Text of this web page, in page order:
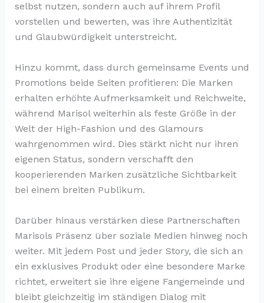
selbst nutzen, sondern auch auf ihrem Profil
vorstellen und bewerten, was ihre Authentizität
und Glaubwürdigkeit unterstreicht.
Hinzu kommt, dass durch gemeinsame Events und
Promotions beide Seiten profitieren: Die Marken
erhalten erhöhte Aufmerksamkeit und Reichweite,
während Marisol weiterhin als feste Größe in der
Welt der High-Fashion und des Glamours
wahrgenommen wird. Dies stärkt nicht nur ihren
eigenen Status, sondern verschafft den
kooperierenden Marken zusätzliche Sichtbarkeit
bei einem breiten Publikum.
Darüber hinaus verstärken diese Partnerschaften
Marisols Präsenz über soziale Medien hinweg noch
weiter. Mit jedem Post und jeder Story, die sich an
ein exklusives Produkt oder eine besondere Marke
richtet, erweitert sie ihre eigene Fangemeinde und
bleibt gleichzeitig im ständigen Dialog mit